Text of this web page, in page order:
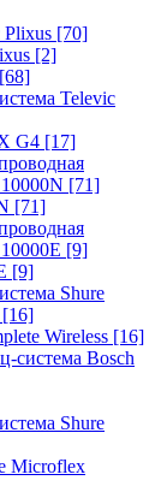
Plixus [70]
[2]
[68]
Televic
G4 [17]
[71]
[71]
[9]
[9]
Shure
[16]
Wireless [16]
система Bosch
Shure
Microflex